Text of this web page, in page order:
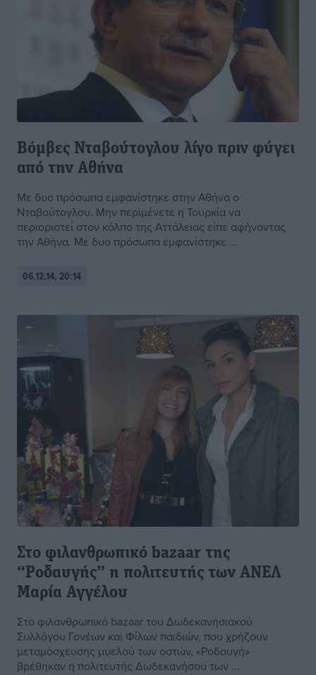
Βόμβες Νταβούτογλου λίγο πριν φύγει
από την Αθήνα
Με δυο πρόσωπα εμφανίστηκε στην Αθήνα ο
Νταβούτογλου. Μην περιμένετε η Τουρκία να
περιοριστεί στον κόλπο της Αττάλειας είπε αφήνοντας
την Αθήνα. Με δυο πρόσωπα εμφανίστηκε ...
06.12.14, 20:14
Στο φιλανθρωπικό bazaar της
“Ροδαυγής” η πολιτευτής των ΑΝΕΛ
Μαρία Αγγέλου
Στο φιλανθρωπικό bazaar του Δωδεκανησιακού
Συλλόγου Γονέων και Φίλων παιδιών, που χρήζουν
μεταμόσχευσης μυελού των οστών, «Ροδαυγή»
βρέθηκαν η πολιτευτής Δωδεκανήσου των ...